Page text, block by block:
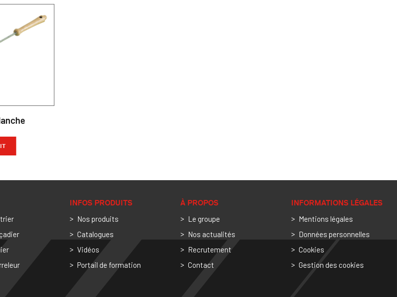
INFOS PRODUITS
Nos produits
Catalogues
Vidéos
Portail de formation
À PROPOS
Le groupe
Nos actualités
Recrutement
Contact
INFORMATIONS LÉGALES
Mentions légales
Données personnelles
Cookies
Gestion des cookies